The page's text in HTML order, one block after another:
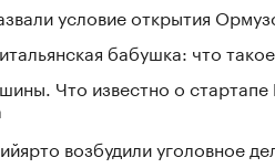
условие открытия
бабушка: что
Что известно о
возбудили уголовное